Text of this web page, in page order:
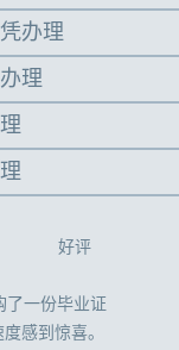
办理
理
好评
了一份毕业证
感到惊喜。